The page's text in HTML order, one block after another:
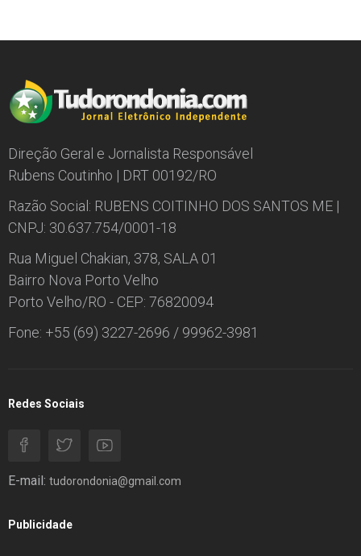
Direção Geral e Jornalista Responsável
Rubens Coutinho | DRT 00192/RO
Razão Social: RUBENS COITINHO DOS SANTOS ME |
CNPJ: 30.637.754/0001-18
Rua Miguel Chakian, 378, SALA 01
Bairro Nova Porto Velho
Porto Velho/RO - CEP: 76820094
Fone: +55 (69) 3227-2696 / 99962-3981
Redes Sociais
E-mail: tudorondonia@gmail.com
Publicidade